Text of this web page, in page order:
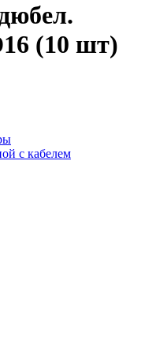
(10 шт)
с кабелем